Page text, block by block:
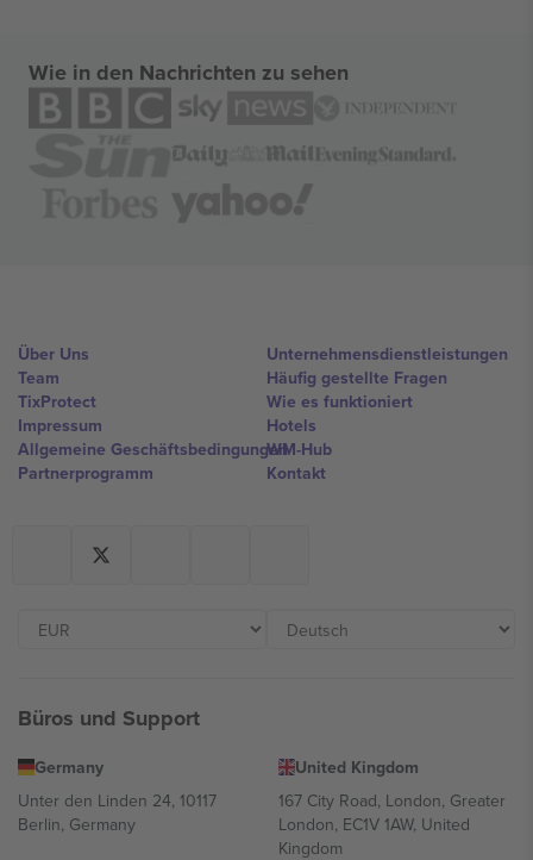
Wie in den Nachrichten zu sehen
Über Uns
Team
TixProtect
Impressum
Allgemeine Geschäftsbedingungen
Partnerprogramm
Unternehmensdienstleistungen
Häufig gestellte Fragen
Wie es funktioniert
Hotels
WM-Hub
Kontakt
Büros und Support
Germany
Unter den Linden 24, 10117
Berlin, Germany
United Kingdom
167 City Road, London, Greater
London, EC1V 1AW, United
Kingdom